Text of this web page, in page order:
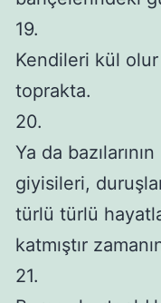
19.
Kendileri kül olur
toprakta.
20.
Ya da
giyisileri,
türlü türlü
katmıştır
21.